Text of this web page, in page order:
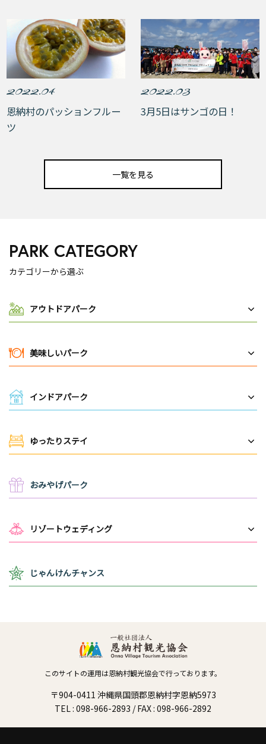
2022.04
恩納村のパッションフルー
ツ
2022.03
3月5日はサンゴの日！
一覧を見る
PARK CATEGORY
カテゴリーから選ぶ
アウトドアパーク
美味しいパーク
インドアパーク
ゆったりステイ
おみやげパーク
リゾートウェディング
じゃんけんチャンス
このサイトの運用は恩納村観光協会で行っております。
〒904-0411 沖縄県国頭郡恩納村字恩納5973
TEL : 098-966-2893 / FAX : 098-966-2892